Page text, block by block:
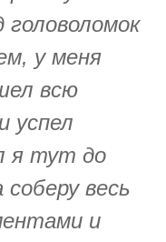
у меня
всю
успел
я тут до
весь
и